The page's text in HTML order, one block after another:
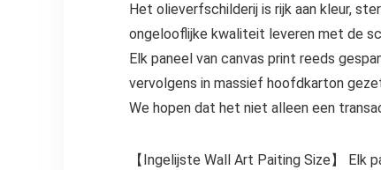
Het olieverfschilderij is rijk aan kleur,
ongelooflijke kwaliteit leveren met de
Elk paneel van canvas print reeds
vervolgens in massief hoofdkarton
We hopen dat het niet alleen een
【Ingelijste Wall Art Paiting Size】 Elk